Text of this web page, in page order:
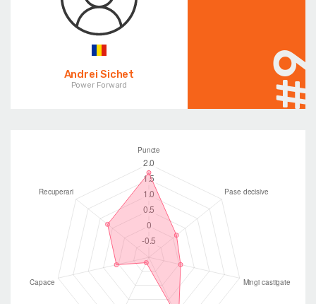
Andrei Sichet
Power Forward